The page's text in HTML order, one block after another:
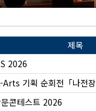
제목
2026
기획 순회전「나전장
콘테스트 2026